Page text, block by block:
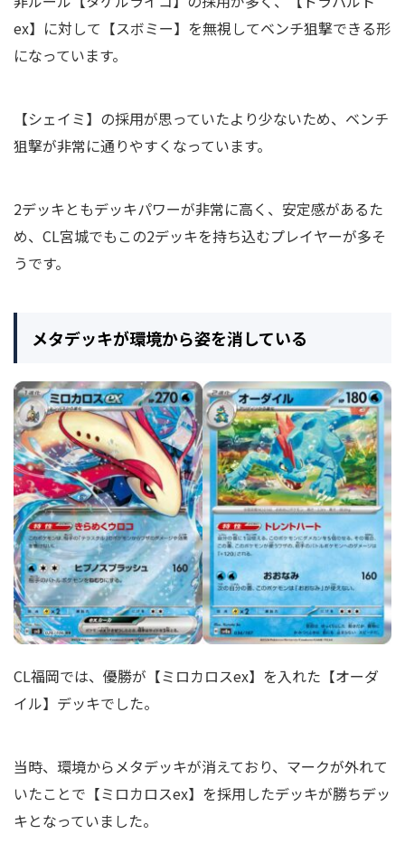
ex】に対して【スボミー】を無視してベンチ狙撃できる形
になっています。
【シェイミ】の採用が思っていたより少ないため、ベンチ
狙撃が非常に通りやすくなっています。
2デッキともデッキパワーが非常に高く、安定感があるた
め、CL宮城でもこの2デッキを持ち込むプレイヤーが多そ
うです。
メタデッキが環境から姿を消している
CL福岡では、優勝が【ミロカロスex】を入れた【オーダ
イル】デッキでした。
当時、環境からメタデッキが消えており、マークが外れて
いたことで【ミロカロスex】を採用したデッキが勝ちデッ
キとなっていました。